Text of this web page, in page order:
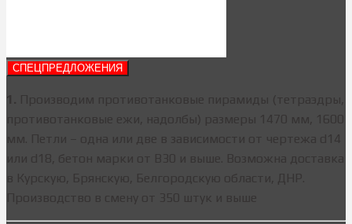
СПЕЦПРЕДЛОЖЕНИЯ
Производим противотанковые пирамиды (тетраэдры,
противотанковые ежи, надолбы) размеры 1470 мм, 1600
мм. Петли – одна или две в зависимости от чертежа d14
или d18, бетон марки от В30 и выше. Возможна доставка
в Курскую, Брянскую, Белгородскую области, ДНР.
Производство в смену от 350 штук и выше